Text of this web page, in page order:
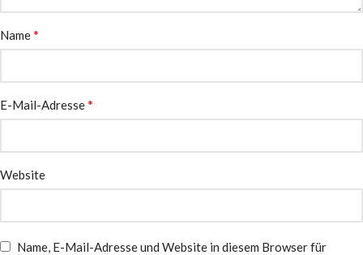
Name*
E-Mail-Adresse*
Website
Name, E-Mail-Adresse und Website in diesem Browser für